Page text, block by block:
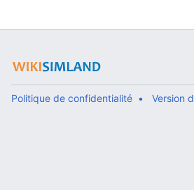
Politique de confidentialité Version